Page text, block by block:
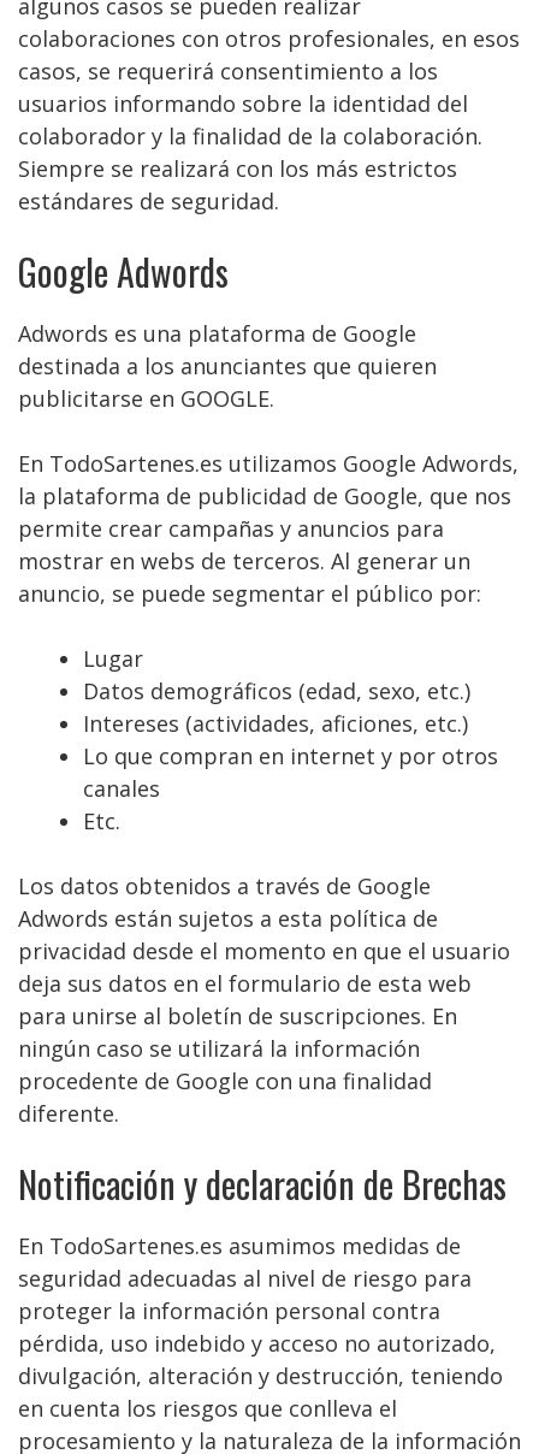
algunos casos se pueden realizar
colaboraciones con otros profesionales, en esos
casos, se requerirá consentimiento a los
usuarios informando sobre la identidad del
colaborador y la finalidad de la colaboración.
Siempre se realizará con los más estrictos
estándares de seguridad.
Google Adwords
Adwords es una plataforma de Google
destinada a los anunciantes que quieren
publicitarse en GOOGLE.
En TodoSartenes.es utilizamos Google Adwords,
la plataforma de publicidad de Google, que nos
permite crear campañas y anuncios para
mostrar en webs de terceros. Al generar un
anuncio, se puede segmentar el público por:
Lugar
Datos demográficos (edad, sexo, etc.)
Intereses (actividades, aficiones, etc.)
Lo que compran en internet y por otros
canales
Etc.
Los datos obtenidos a través de Google
Adwords están sujetos a esta política de
privacidad desde el momento en que el usuario
deja sus datos en el formulario de esta web
para unirse al boletín de suscripciones. En
ningún caso se utilizará la información
procedente de Google con una finalidad
diferente.
Notificación y declaración de Brechas
En TodoSartenes.es asumimos medidas de
seguridad adecuadas al nivel de riesgo para
proteger la información personal contra
pérdida, uso indebido y acceso no autorizado,
divulgación, alteración y destrucción, teniendo
en cuenta los riesgos que conlleva el
procesamiento y la naturaleza de la información